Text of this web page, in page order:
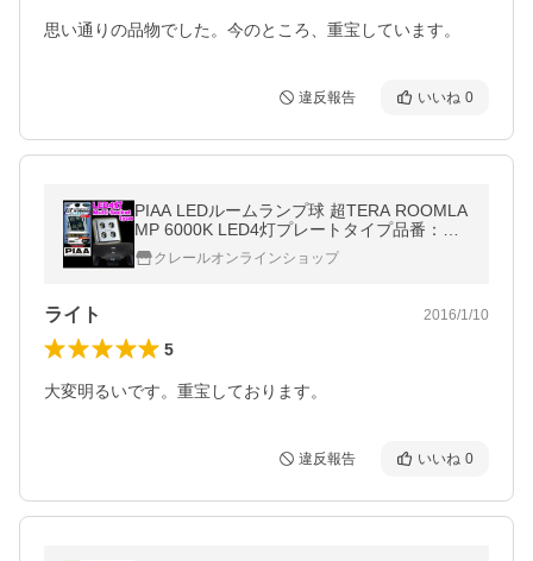
思い通りの品物でした。今のところ、重宝しています。
違反報告 いいね 0
PIAA LEDルームランプ球 超TERA ROOMLA
MP 6000K LED4灯プレートタイプ品番：H-6
84 クレールオンラインショップ
ライト 2016/1/10
5
大変明るいです。重宝しております。
違反報告 いいね 0